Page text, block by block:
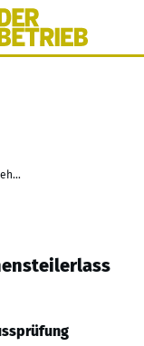
Werbungskosten: Zum Darlehensteilerlass bei beruflicher Fortbildung